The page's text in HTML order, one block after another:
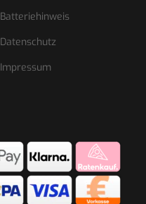
Batteriehinweis
Datenschutz
Impressum